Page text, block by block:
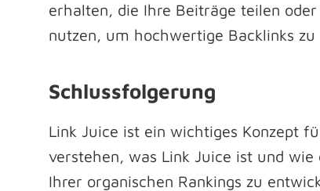
erhalten, die Ihre Beiträge teilen
nutzen, um hochwertige Backlinks
Schlussfolgerung
Link Juice ist ein wichtiges Konzept
verstehen, was Link Juice ist und
Ihrer organischen Rankings zu